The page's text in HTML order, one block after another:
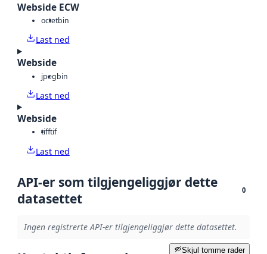
Webside ECW
octetbin
Last ned
Webside
jpegbin
Last ned
Webside
tifftif
Last ned
API-er som tilgjengeliggjør dette
datasettet
0
Ingen registrerte API-er tilgjengeliggjør dette datasettet.
Skjul tomme rader